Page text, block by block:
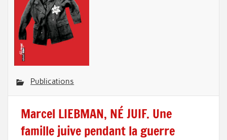
Publications
Marcel LIEBMAN, NÉ JUIF. Une
famille juive pendant la guerre